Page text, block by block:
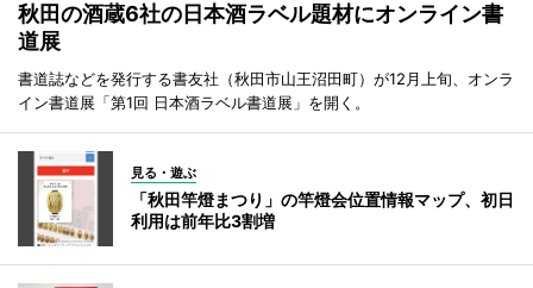
秋田の酒蔵6社の日本酒ラベル題材にオンライン書
道展
書道誌などを発行する書友社（秋田市山王沼田町）が12月上旬、オンラ
イン書道展「第1回 日本酒ラベル書道展」を開く。
見る・遊ぶ
「秋田竿燈まつり」の竿燈会位置情報マップ、初日
利用は前年比3割増